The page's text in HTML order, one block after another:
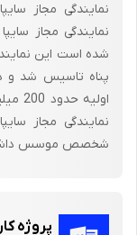
وجود زنجیر سفت کن
آزاد نمود . )
در بیشتر موتورها
روی محور میل لنگ
13- بلک موتور را
گیرد . سپس بستهای
14- اویل پمپ در
نمایندگی مجاز
نمایندگی مجاز
شخصص موسس
پروژه